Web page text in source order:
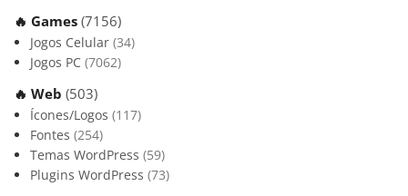
🔥 Games (7156)
Jogos Celular (34)
Jogos PC (7062)
🔥 Web (503)
Ícones/Logos (117)
Fontes (254)
Temas WordPress (59)
Plugins WordPress (73)